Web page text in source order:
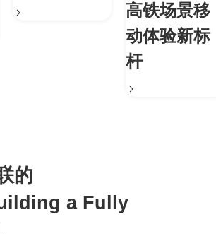
高铁场景移
动体验新标
杆
的
a Fully